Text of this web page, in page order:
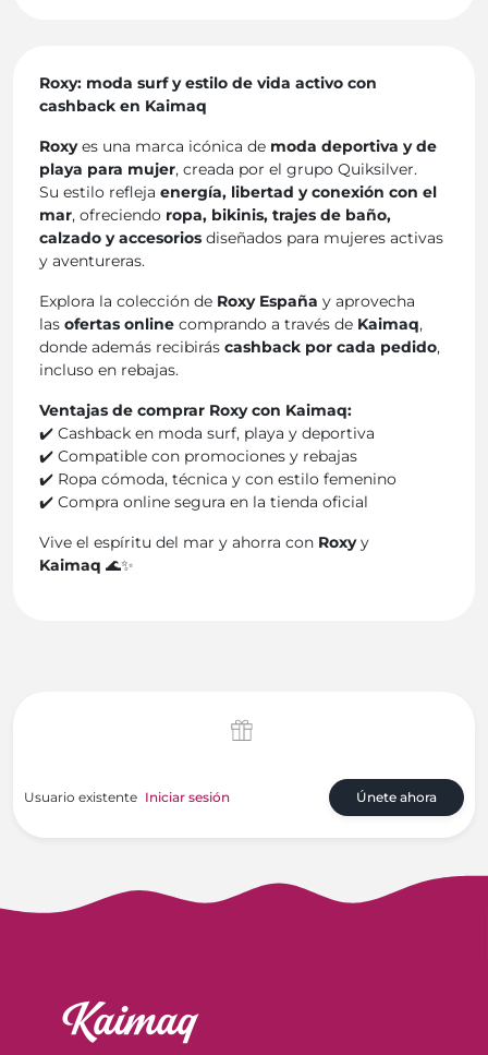
Roxy: moda surf y estilo de vida activo con
cashback en Kaimaq
Roxyes una marca icónica de moda deportiva y de
playa para mujer, creada por el grupo Quiksilver.
Su estilo refleja energía, libertad y conexión con el
mar, ofreciendo ropa, bikinis, trajes de baño,
calzado y accesorios diseñados para mujeres activas
y aventureras.
Explora la colección de Roxy España y aprovecha
las ofertas online comprando a través de Kaimaq,
donde además recibirás cashback por cada pedido,
incluso en rebajas.
Ventajas de comprar Roxy con Kaimaq:
✔️ Cashback en moda surf, playa y deportiva
✔️ Compatible con promociones y rebajas
✔️ Ropa cómoda, técnica y con estilo femenino
✔️ Compra online segura en la tienda oficial
Vive el espíritu del mar y ahorra con Roxyy
Kaimaq 🌊✨
Únete ahora
Usuario existente Iniciar sesión